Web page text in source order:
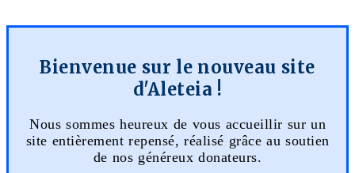
Bienvenue sur le nouveau site
d'Aleteia !
Nous sommes heureux de vous accueillir sur un
site entièrement repensé, réalisé grâce au soutien
de nos généreux donateurs.